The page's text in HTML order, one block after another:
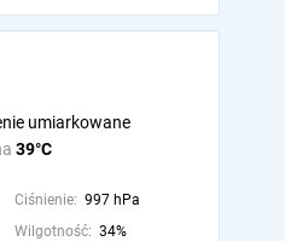
39°C
umiarkowane
Ciśnienie: 997 hPa
Wilgotność: 34%